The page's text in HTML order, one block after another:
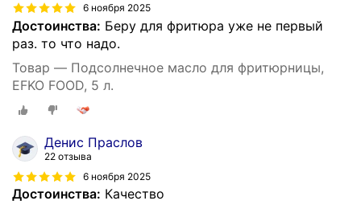
6 ноября 2025
Достоинства: Беру для фритюра уже не первый
раз. то что надо.
Товар — Подсолнечное масло для фритюрницы,
EFKO FOOD, 5 л.
Денис Праслов
22 отзыва
6 ноября 2025
Достоинства: Качество